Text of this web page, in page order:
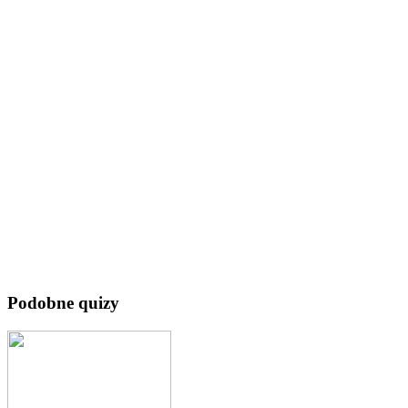
Podobne quizy